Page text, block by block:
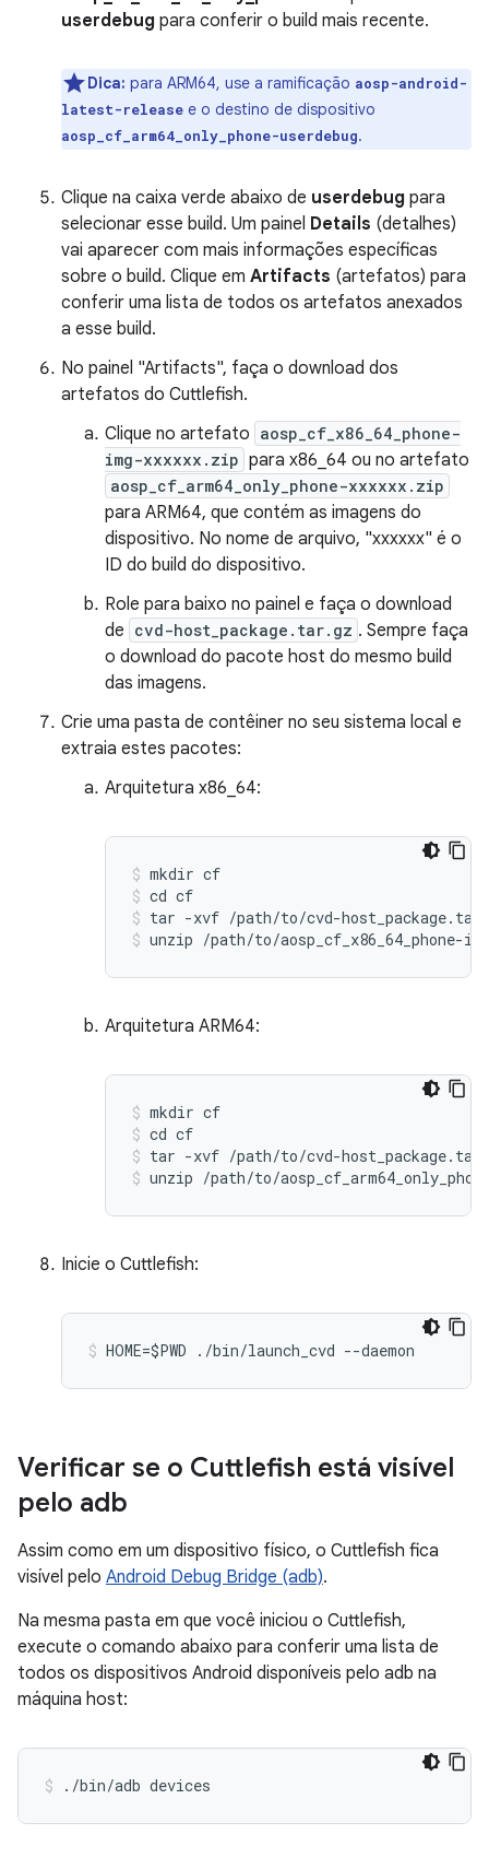
userdebug para conferir o build mais recente.
Dica: para ARM64, use a ramificação aosp-android-
latest-release e o destino de dispositivo
aosp_cf_arm64_only_phone-userdebug.
Clique na caixa verde abaixo de userdebug para
selecionar esse build. Um painel Details (detalhes)
vai aparecer com mais informações específicas
sobre o build. Clique em Artifacts (artefatos) para
conferir uma lista de todos os artefatos anexados
a esse build.
No painel "Artifacts", faça o download dos
artefatos do Cuttlefish.
Clique no artefato aosp_cf_x86_64_phone-
img-xxxxxx.zip para x86_64 ou no artefato
aosp_cf_arm64_only_phone-xxxxxx.zip
para ARM64, que contém as imagens do
dispositivo. No nome de arquivo, "xxxxxx" é o
ID do build do dispositivo.
Role para baixo no painel e faça o download
de cvd-host_package.tar.gz . Sempre faça
o download do pacote host do mesmo build
das imagens.
Crie uma pasta de contêiner no seu sistema local e
extraia estes pacotes:
Arquitetura x86_64:
mkdir cf
cd cf
tar -xvf /path/to/cvd-host_package. tar
unzip /path/to/aosp_cf_x86_64_phone-
Arquitetura ARM64:
mkdir cf
cd cf
tar -xvf /path/to/cvd-host_package. tar
unzip /path/to/
Inicie o Cuttlefish:
HOME=$PWD ./bin/launch_cvd --daemon
Verificar se o Cuttlefish está visível
pelo adb
Assim como em um dispositivo físico, o Cuttlefish fica
visível pelo Android Debug Bridge (adb).
Na mesma pasta em que você iniciou o Cuttlefish,
execute o comando abaixo para conferir uma lista de
todos os dispositivos Android disponíveis pelo adb na
máquina host:
./bin/adb devices